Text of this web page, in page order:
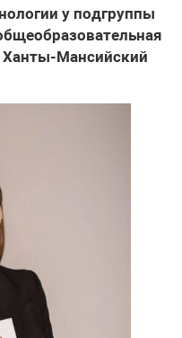
у подгруппы
Ханты-Мансийский